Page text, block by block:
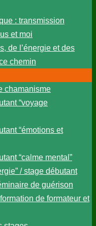
: transmission
et moi
de l’énergie et des
chemin
chamanisme
“voyage
“émotions et
“calme mental”
/ stage débutant
de guérison
de formateur et